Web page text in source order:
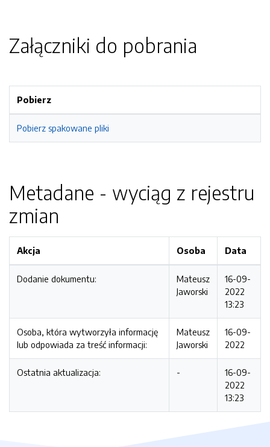
Załączniki do pobrania
Pobierz
Pobierz spakowane pliki
Metadane - wyciąg z rejestru
zmian
Akcja Osoba Data
Dodanie dokumentu:
Mateusz
Jaworski
16-09-
2022
13:23
Osoba, która wytworzyła informację
lub odpowiada za treść informacji:
Mateusz
Jaworski
16-09-
2022
Ostatnia aktualizacja: -
16-09-
2022
13:23